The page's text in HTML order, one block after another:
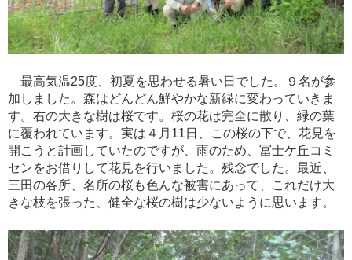
最高気温25度、初夏を思わせる暑い日でした。９名が参
加しました。森はどんどん鮮やかな新緑に変わっていきま
す。右の大きな樹は桜です。桜の花は完全に散り、緑の葉
に覆われています。実は４月11日、この桜の下で、花見を
開こうと計画していたのですが、雨のため、冨士ケ丘コミ
センをお借りして花見を行いました。残念でした。最近、
三田の各所、名所の桜も色んな被害にあって、これだけ大
きな枝を張った、健全な桜の樹は少ないように思います。